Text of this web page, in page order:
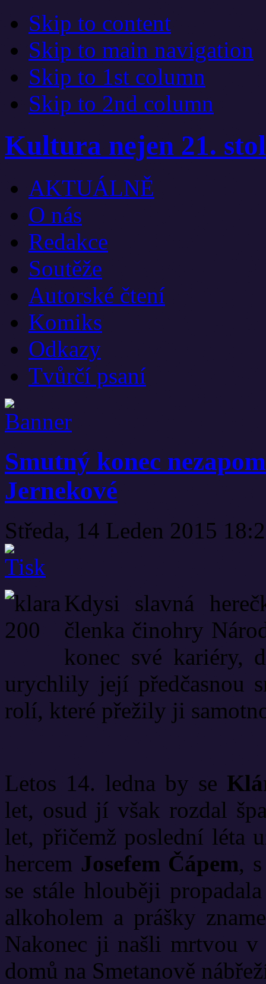
Skip to content
Skip to main navigation
Skip to 1st column
Skip to 2nd column
Kultura nejen 21.
AKTUÁLNĚ
O nás
Redakce
Soutěže
Autorské čtení
Komiks
Odkazy
Tvůrčí psaní
Smutný konec
Jernekové
Středa, 14 Leden 2015
Kdysi slavná
členka činohry
konec své kariéry,
urychlily její předčasnou
rolí, které přežily ji
Letos 14. ledna by se
let, osud jí však rozdal
let, přičemž poslední léta
hercem Josefem Čápem,
se stále hlouběji
alkoholem a prášky
Nakonec ji našli mrtvou
domů na Smetanově